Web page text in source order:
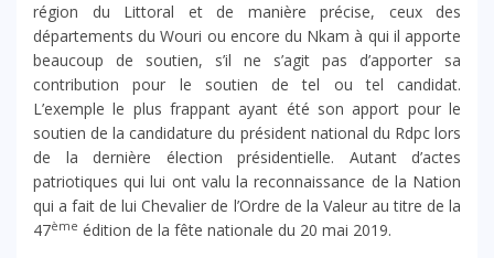
région du Littoral et de manière précise, ceux des
départements du Wouri ou encore du Nkam à qui il apporte
beaucoup de soutien, s’il ne s’agit pas d’apporter sa
contribution pour le soutien de tel ou tel candidat.
L’exemple le plus frappant ayant été son apport pour le
soutien de la candidature du président national du Rdpc lors
de la dernière élection présidentielle. Autant d’actes
patriotiques qui lui ont valu la reconnaissance de la Nation
qui a fait de lui Chevalier de l’Ordre de la Valeur au titre de la
47ème édition de la fête nationale du 20 mai 2019.